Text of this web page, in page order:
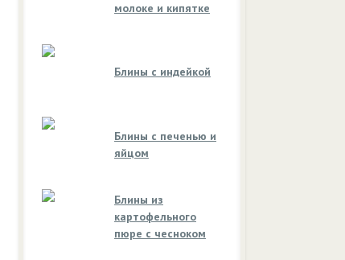
молоке и кипятке
Блины с индейкой
Блины с печенью и
яйцом
Блины из
картофельного
пюре с чесноком